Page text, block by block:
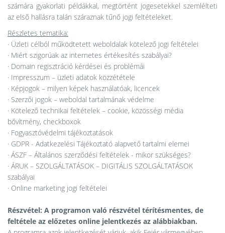
számára gyakorlati példákkal, megtörtént jogesetekkel szemlélteti
az első hallásra talán száraznak tűnő jogi feltételeket.
Részletes tematika:
· Üzleti célból működtetett weboldalak kötelező jogi feltételei
· Miért szigorúak az internetes értékesítés szabályai?
· Domain regisztráció kérdései és problémái
· Impresszum – üzleti adatok közzététele
· Képjogok – milyen képek használatóak, licencek
· Szerzői jogok – weboldal tartalmának védelme
· Kötelező technikai feltételek – cookie, közösségi média
bővítmény, checkboxok
· Fogyasztóvédelmi tájékoztatások
· GDPR - Adatkezelési Tájékoztató alapvető tartalmi elemei
· ÁSZF – Általános szerződési feltételek - mikor szükséges?
· ÁRUK – SZOLGÁLTATÁSOK – DIGITÁLIS SZOLGÁLTATÁSOK
szabályai
· Online marketing jogi feltételei
Részvétel: A programon való részvétel térítésmentes, de
feltétele az előzetes online jelentkezés az alábbiakban.